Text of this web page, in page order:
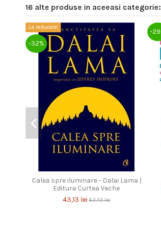
16 alte produse in aceeasi categorie:
La reducere!
-32%
Calea spre iluminare - Dalai Lama |
Editura Curtea Veche
43,13 lei63,43 lei
-